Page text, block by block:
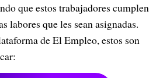
que estos trabajadores cumplen
labores que les sean asignadas.
de El Empleo, estos son